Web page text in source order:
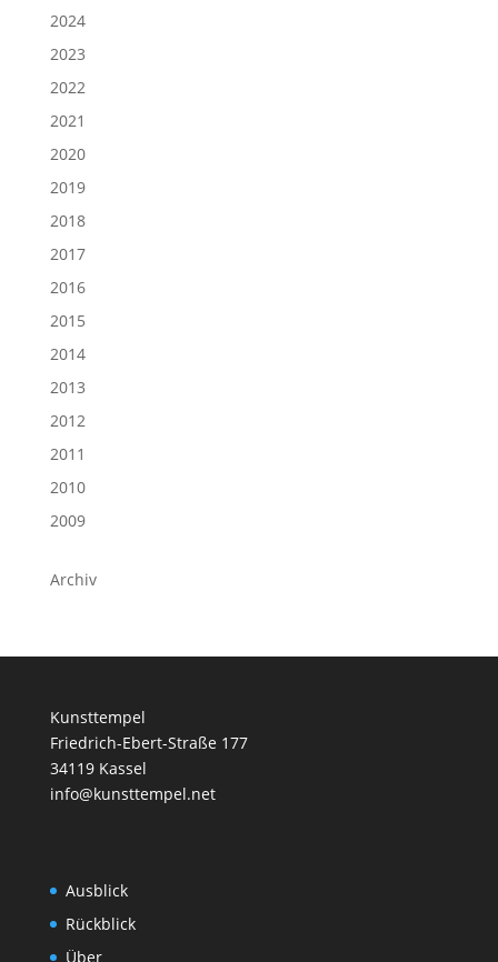
2024
2023
2022
2021
2020
2019
2018
2017
2016
2015
2014
2013
2012
2011
2010
2009
Archiv
Kunsttempel
Friedrich-Ebert-Straße 177
34119 Kassel
info@kunsttempel.net
Ausblick
Rückblick
Über